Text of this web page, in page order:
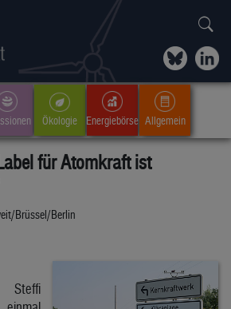
Ökologie Energiebörse Allgemein
für Atomkraft ist
Brüssel/Berlin
Steffi